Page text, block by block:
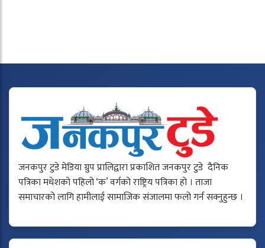
जनकपुर टुडे मेडिया ग्रुप प्रालिद्वारा प्रकाशित जनकपुर टुडे दैनिक
पत्रिका मधेशको पहिलो ‘क’ वर्गको राष्ट्रिय पत्रिका हो । ताजा
समाचारको लागि हामीलाई सामाजिक संजालमा फलो गर्न सक्नुहुन्छ ।